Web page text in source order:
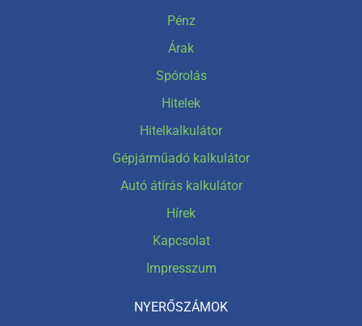
Pénz
Árak
Spórolás
Hitelek
Hitelkalkulátor
Gépjárműadó kalkulátor
Autó átírás kalkulátor
Hírek
Kapcsolat
Impresszum
NYERŐSZÁMOK